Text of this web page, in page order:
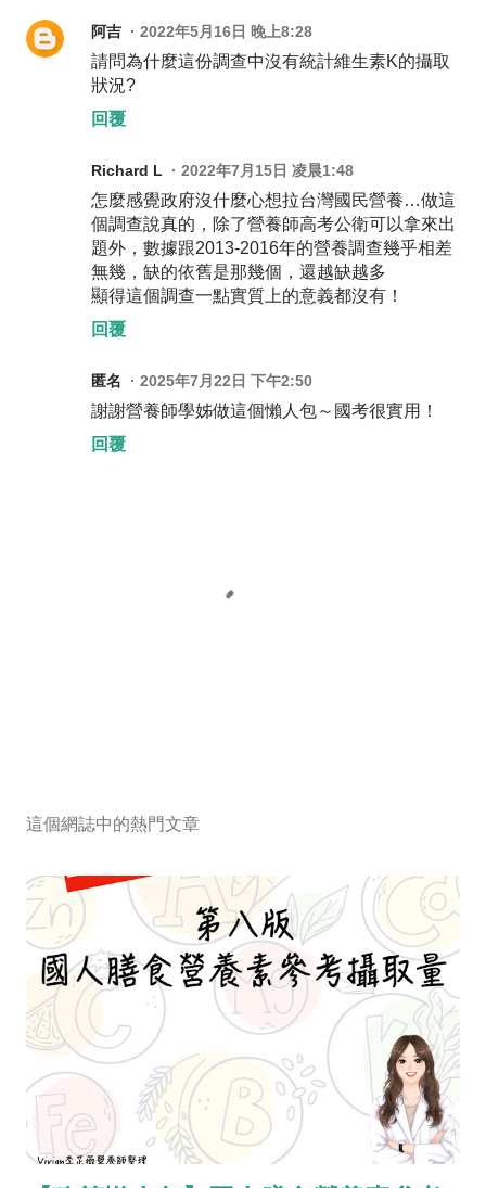
阿吉 2022年5月16日 晚上8:28
請問為什麼這份調查中沒有統計維生素K的攝取
狀況?
回覆
Richard L 2022年7月15日 凌晨1:48
怎麼感覺政府沒什麼心想拉台灣國民營養…做這
個調查說真的，除了營養師高考公衛可以拿來出
題外，數據跟2013-2016年的營養調查幾乎相差
無幾，缺的依舊是那幾個，還越缺越多
顯得這個調查一點實質上的意義都沒有！
回覆
匿名 2025年7月22日 下午2:50
謝謝營養師學姊做這個懶人包～國考很實用！
回覆
留
這個網誌中的熱門文章